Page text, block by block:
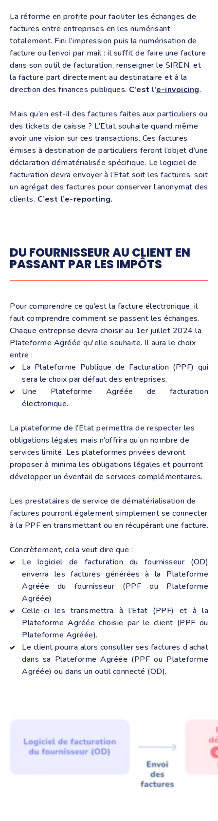
La réforme en profite pour faciliter les échanges de
factures entre entreprises en les numérisant
totalement. Fini l’impression puis la numérisation de
facture ou l’envoi par mail : il suffit de faire une facture
dans son outil de facturation, renseigner le SIREN, et
la facture part directement au destinataire et à la
direction des finances publiques. C’est l’e-invoicing.
Mais qu’en est-il des factures faites aux particuliers ou
des tickets de caisse ? L’Etat souhaite quand même
avoir une vision sur ces transactions. Ces factures
émises à destination de particuliers feront l’objet d’une
déclaration dématérialisée spécifique. Le logiciel de
facturation devra envoyer à l’Etat soit les factures, soit
un agrégat des factures pour conserver l’anonymat des
clients. C’est l’e-reporting.
DU FOURNISSEUR AU CLIENT EN
PASSANT PAR LES IMPÔTS
Pour comprendre ce qu’est la facture électronique, il
faut comprendre comment se passent les échanges.
Chaque entreprise devra choisir au 1er juillet 2024 la
Plateforme Agréée qu'elle souhaite. Il aura le choix
entre :
La Plateforme Publique de Facturation (PPF) qui
sera le choix par défaut des entreprises,
Une Plateforme Agréée de facturation
électronique.
La plateforme de l’Etat permettra de respecter les
obligations légales mais n’offrira qu’un nombre de
services limité. Les plateformes privées devront
proposer à minima les obligations légales et pourront
développer un éventail de services complémentaires.
Les prestataires de service de dématérialisation de
factures pourront également simplement se connecter
à la PPF en transmettant ou en récupérant une facture.
Concrètement, cela veut dire que :
Le logiciel de facturation du fournisseur (OD)
enverra les factures générées à la Plateforme
Agréée du fournisseur (PPF ou Plateforme
Agréée)
Celle-ci les transmettra à l’Etat (PPF) et à la
Plateforme Agréée choisie par le client (PPF ou
Plateforme Agréée).
Le client pourra alors consulter ses factures d’achat
dans sa Plateforme Agréée (PPF ou Plateforme
Agréée) ou dans un outil connecté (OD).